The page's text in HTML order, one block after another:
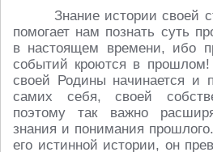
Знание истории своей
помогает нам познать суть
в настоящем времени, ибо
событий кроются в
своей Родины начинается и
самих себя, своей
поэтому так важно
знания и понимания
его истинной истории, он